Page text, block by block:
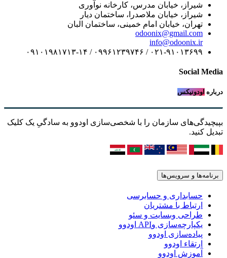
شیراز، خیابان مدرس، کارخانه نوآوری
شیراز، خیابان ملاصدرا، ساختمان دیار
تهران، خیابان امام خمینی، ساختمان البان
odoonix@gmail.com
info@odoonix.ir
۰۲۱-۹۱۰۱۳۶۹۹ / ۰۹۹۶۱۲۳۹۷۴۶ / ۰۹۱۰۱۹۸۱۷۱۳-۱۴
Social Media
درباره اودونیکس
بپیچیدگی‌های سازمان را با شخصی‌سازی اودوو به سادگیِ یک کلیک
تبدیل کنید.
برنامه‌ها و سرویس‌ها
حسابداری و حسابرسی
ارتباط با مشتریان
طراحی وبسایت و سئو
یکپارچه‌سازی وAPI اودوو
پیاده‌سازی اودوو
ارتقاء اودوو
آموزش اودوو